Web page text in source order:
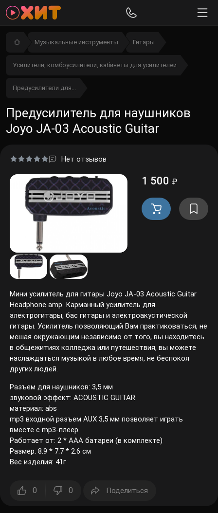
Музыкальные инструменты Гитары
Усилители, комбоусилители, кабинеты для усилителей
Предусилители для...
Предусилитель для наушников
Joyo JA-03 Acoustic Guitar
Нет отзывов
1 500 ₽
Мини усилитель для гитары Joyo JA-03 Acoustic Guitar
Headphone amp. Карманный усилитель для
электрогитары, бас гитары и электроакустической
гитары. Усилитель позволяющий Вам практиковаться, не
мешая окружающим независимо от того, вы находитесь
в общежитиях колледжа или путешествия, вы можете
наслаждаться музыкой в любое время, не беспокоя
других людей.
Разъем для наушников: 3,5 мм
звуковой эффект: ACOUSTIC GUITAR
материал: abs
mp3 входной разъем AUX 3,5 мм позволяет играть
вместе с mp3-плеер
Работает от: 2 * AAA батареи (в комплекте)
Размер: 8.9 * 7.7 * 2.6 см
Вес изделия: 41г
0 0 Поделиться